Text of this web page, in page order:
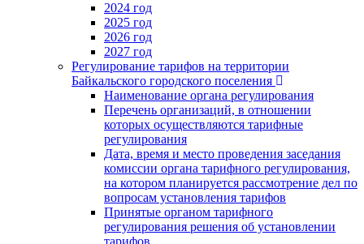
2024 год
2025 год
2026 год
2027 год
Регулирование тарифов на территории
Байкальского городского поселения
Наименование органа регулирования
Перечень организаций, в отношении
которых осуществляются тарифные
регулирования
Дата, время и место проведения заседания
комиссии органа тарифного регулирования,
на котором планируется рассмотрение дел по
вопросам установления тарифов
Принятые органом тарифного
регулирования решения об установлении
тарифов